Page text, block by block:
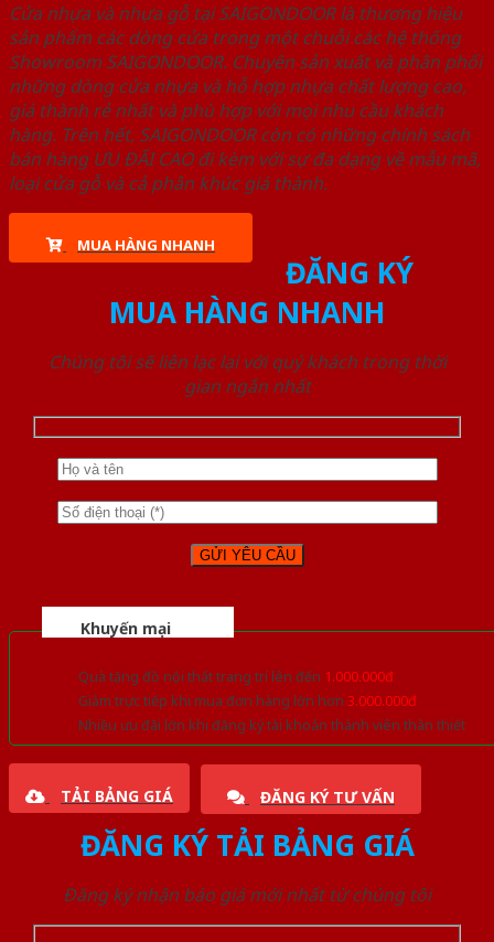
Cửa nhựa và nhựa gỗ tại SAIGONDOOR là thương hiệu
sản phẩm các dòng cửa trong một chuỗi các hệ thống
Showroom SAIGONDOOR. Chuyên sản xuất và phân phối
những dòng cửa nhựa và hỗ hợp nhựa chất lượng cao,
giá thành rẻ nhất và phù hợp với mọi nhu cầu khách
hàng. Trên hết, SAIGONDOOR còn có những chính sách
bán hàng ƯU ĐÃI CAO đi kèm với sự đa dạng về mẫu mã,
loại cửa gỗ và cả phân khúc giá thành.
MUA HÀNG NHANH
ĐĂNG KÝ
MUA HÀNG NHANH
Chúng tôi sẽ liên lạc lại với quý khách trong thời
gian ngắn nhất
Khuyến mại
Quà tặng đồ nội thất trang trí lên đến 1.000.000đ
Giảm trực tiếp khi mua đơn hàng lớn hơn 3.000.000đ
Nhiều ưu đãi lớn khi đăng ký tài khoản thành viên thân thiết
TẢI BẢNG GIÁ ĐĂNG KÝ TƯ VẤN
ĐĂNG KÝ TẢI BẢNG GIÁ
Đăng ký nhận báo giá mới nhất từ chúng tôi